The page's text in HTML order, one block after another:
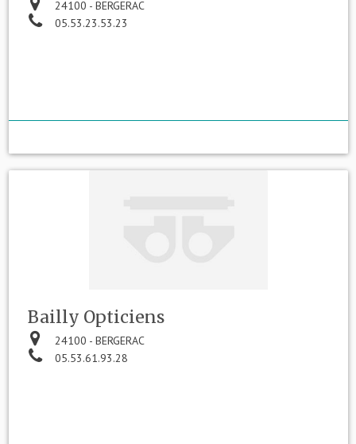
24100 - BERGERAC
05.53.23.53.23
Bailly Opticiens
24100 - BERGERAC
05.53.61.93.28